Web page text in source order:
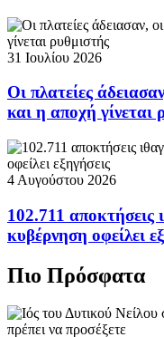
31 Ιουλίου 2026
Οι πλατείες
και η αποχή γίνεται
4 Αυγούστου 2026
102.711 αποκτήσεις
κυβέρνηση οφείλει
Πιο Πρόσφατα